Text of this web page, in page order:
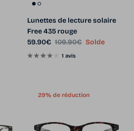
Lunettes de lecture solaire
Free 435 rouge
Prix soldé
59.90€ Prix habituel
109.90€ Solde
1 avis
29% de réduction